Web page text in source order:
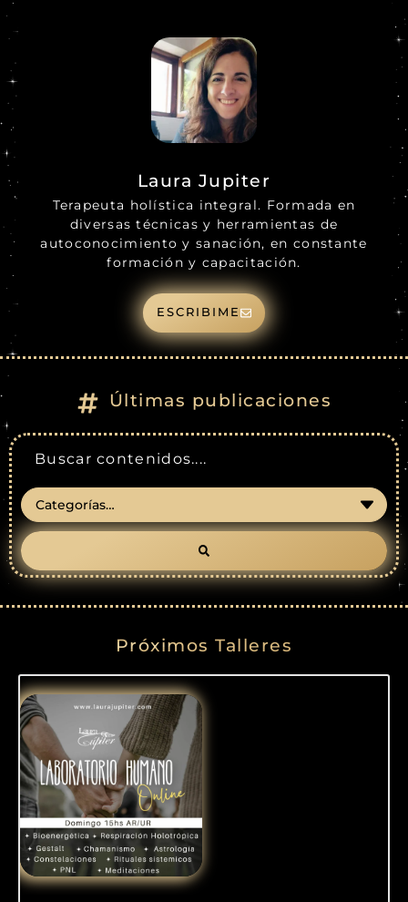
Laura Jupiter
Terapeuta holística integral. Formada en
diversas técnicas y herramientas de
autoconocimiento y sanación, en constante
formación y capacitación.
ESCRIBIME
Últimas publicaciones
Próximos Talleres